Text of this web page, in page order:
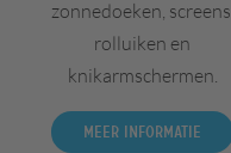
zonnedoeken, screens,
rolluiken en
knikarmschermen.
Meer informatie